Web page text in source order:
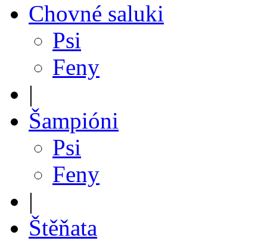
Chovné saluki
Psi
Feny
|
Šampióni
Psi
Feny
|
Štěňata